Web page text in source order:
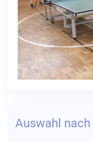
Auswahl nach